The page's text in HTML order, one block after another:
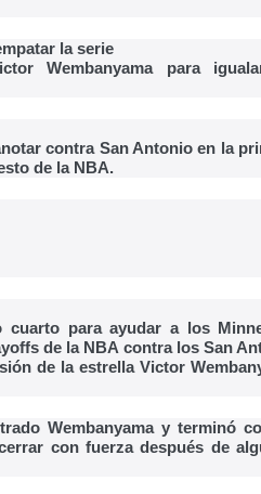
la serie
Wembanyama para
contra San Antonio en la
de la NBA.
para ayudar a los
de la NBA contra los San
de la estrella Victor
Wembanyama y terminó
con fuerza después de